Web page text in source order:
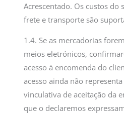
Acrescentado. Os custos do
frete e transporte são
1.4. Se as mercadorias
meios eletrónicos,
acesso à encomenda do
acesso ainda não
vinculativa de aceitação da
que o declaremos